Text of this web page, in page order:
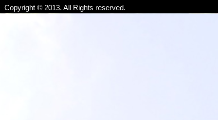
Copyright © 2013. All Rights reserved.